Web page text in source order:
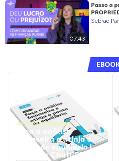
07:43
Passo a
Sebrae
GESTÃO FINANCEIRA
Faça a análise
financeira e atinja o
ponto de equilíbrio |
Prompts ChatGPT